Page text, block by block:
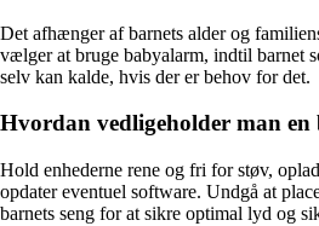
Det afhænger af barnets alder og
vælger at bruge babyalarm, indtil barnet
selv kan kalde, hvis der er behov for det.
Hvordan vedligeholder man en
Hold enhederne rene og fri for støv,
opdater eventuel software. Undgå at
barnets seng for at sikre optimal lyd og